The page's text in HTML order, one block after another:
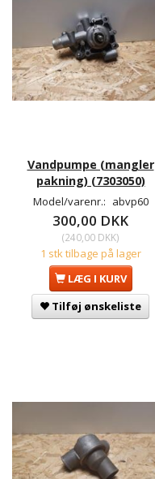
Vandpumpe (mangler
pakning) (7303050)
Model/varenr.: abvp60
300,00 DKK
(240,00 DKK)
1 stk tilbage på lager
LÆG I KURV
Tilføj ønskeliste